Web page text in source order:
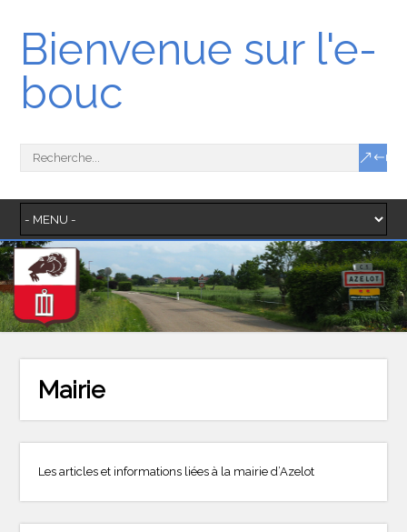
Bienvenue sur l'e-
bouc
Mairie
Les articles et informations liées à la mairie d’Azelot